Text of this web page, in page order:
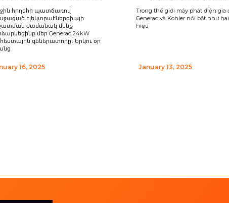
հրդեհի պատճառով
էլեկտրաէներգիայի
ժամանակ մենք
մեր Generac 24kW
գեներատորը։ Երկու օր
16, 2025
Trong thế giới máy phát điện gia
Generac và Kohler nổi bật như
hiệu
January 13, 2025